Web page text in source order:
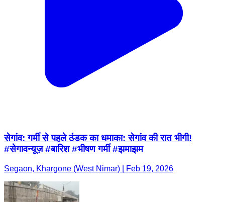
सेगांव: गर्मी से पहले ठंडक का धमाका: सेगांव की रात भीगी!
#सेगावन्यूज़ #बारिश #भीषण गर्मी #झमाझम
Segaon, Khargone (West Nimar) | Feb 19, 2026